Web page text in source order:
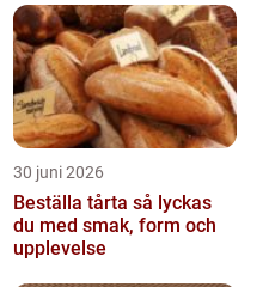
30 juni 2026
Beställa tårta så lyckas
du med smak, form och
upplevelse